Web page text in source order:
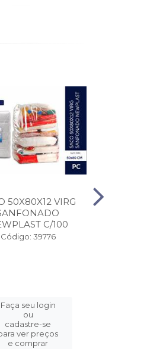
50X80X12 VIRG
C/100
Código: 39776
Faça seu login
ou
cadastre-se
ver preços
e comprar